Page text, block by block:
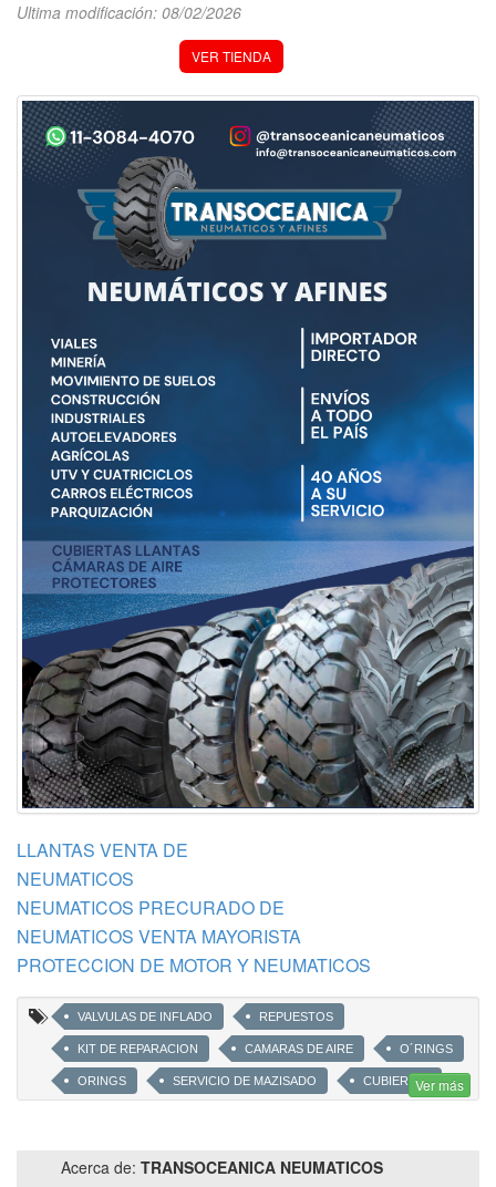
Ultima modificación: 08/02/2026
VER TIENDA
LLANTAS VENTA DE
NEUMATICOS
NEUMATICOS PRECURADO DE
NEUMATICOS VENTA MAYORISTA
PROTECCION DE MOTOR Y NEUMATICOS
VALVULAS DE INFLADO REPUESTOS
KIT DE REPARACION CAMARAS DE AIRE O´RINGS
ORINGS SERVICIO DE MAZISADO CUBIERTAS
NEUMATICOS PARA CUATRICICLOS
Ver más
Acerca de: TRANSOCEANICA NEUMATICOS